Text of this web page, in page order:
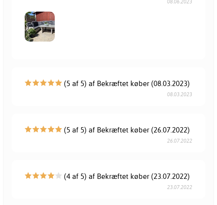
(5 af 5) af Bekræftet køber (08.03.2023)
08.03.2023
(5 af 5) af Bekræftet køber (26.07.2022)
26.07.2022
(4 af 5) af Bekræftet køber (23.07.2022)
23.07.2022